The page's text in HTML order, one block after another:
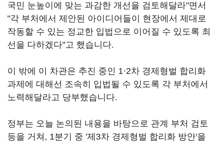
국민 눈높이에 맞는 과감한 개선을 검토해달라"면서
"각 부처에서 제안된 아이디어들이 현장에서 제대로
작동할 수 있는 정교한 입법으로 이어질 수 있도록 최
선을 다하겠다"고 했습니다.
이 밖에 이 차관은 추진 중인 1·2차 경제형벌 합리화
과제에 대해선 조속히 입법될 수 있도록 각 부처에서
노력해달라고 당부했습니다.
정부는 오늘 논의된 내용을 바탕으로 관계 부처 검토
등을 거쳐, 1분기 중 '제3차 경제형벌 합리화 방안'을